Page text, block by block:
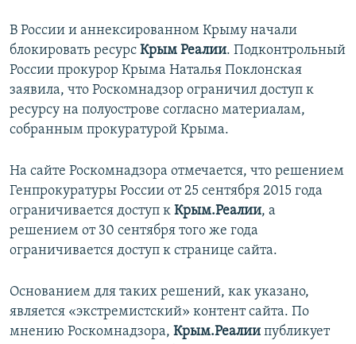
В России и аннексированном Крыму начали
блокировать ресурс Крым Реалии. Подконтрольный
России прокурор Крыма Наталья Поклонская
заявила, что Роскомнадзор ограничил доступ к
ресурсу на полуострове согласно материалам,
собранным прокуратурой Крыма.
На сайте Роскомнадзора отмечается, что решением
Генпрокуратуры России от 25 сентября 2015 года
ограничивается доступ к Крым.Реалии, а
решением от 30 сентября того же года
ограничивается доступ к странице сайта.
Основанием для таких решений, как указано,
является «экстремистский» контент сайта. По
мнению Роскомнадзора, Крым.Реалии публикует